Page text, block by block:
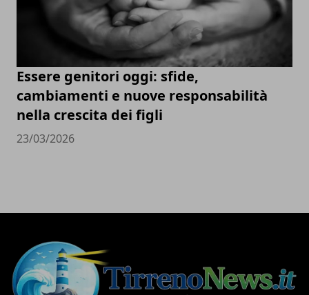
Essere genitori oggi: sfide,
cambiamenti e nuove responsabilità
nella crescita dei figli
23/03/2026